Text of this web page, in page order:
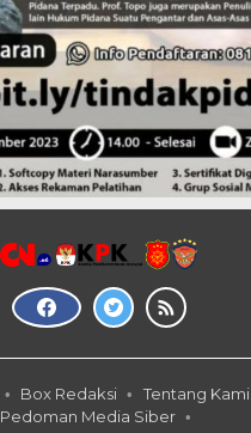
Box Redaksi
Tentang Kami
Pedoman Media Siber